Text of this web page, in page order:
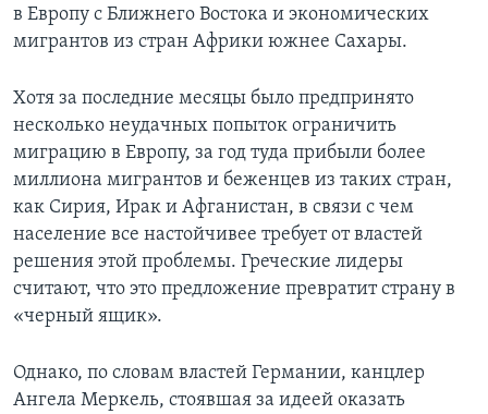
в Европу с Ближнего Востока и экономических
мигрантов из стран Африки южнее Сахары.
Хотя за последние месяцы было предпринято
несколько неудачных попыток ограничить
миграцию в Европу, за год туда прибыли более
миллиона мигрантов и беженцев из таких стран,
как Сирия, Ирак и Афганистан, в связи с чем
население все настойчивее требует от властей
решения этой проблемы. Греческие лидеры
считают, что это предложение превратит страну в
«черный ящик».
Однако, по словам властей Германии, канцлер
Ангела Меркель, стоявшая за идеей оказать